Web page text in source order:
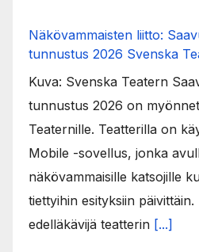
Näkövammaisten liitto:
tunnustus 2026 Svenska
Kuva: Svenska Teatern
tunnustus 2026 on
Teaternille. Teatterilla on
Mobile -sovellus, jonka
näkövammaisille katsojille
tiettyihin esityksiin
edelläkävijä teatterin [...]